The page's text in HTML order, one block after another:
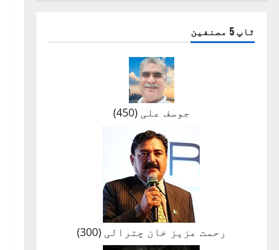
ٹاپ 5 مصنفین
جوسف علی(
450
)
رحمت عزیز خان چترالی(
300
)